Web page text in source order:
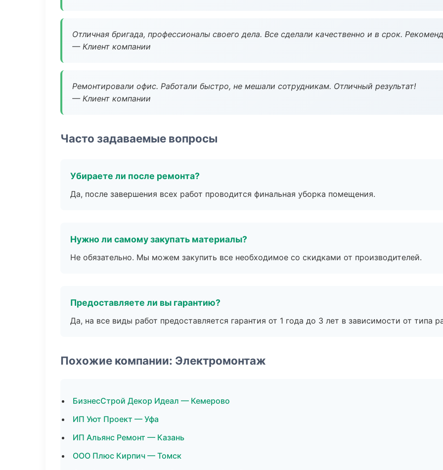
Отличная бригада, профессионалы своего дела. Все сделали качественно и в срок.
— Клиент компании
Ремонтировали офис. Работали быстро, не мешали сотрудникам. Отличный результат!
— Клиент компании
Часто задаваемые вопросы
Убираете ли после ремонта?
Да, после завершения всех работ проводится финальная уборка помещения.
Нужно ли самому закупать материалы?
Не обязательно. Мы можем закупить все необходимое со скидками от производителей.
Предоставляете ли вы гарантию?
Да, на все виды работ предоставляется гарантия от 1 года до 3 лет в зависимости от типа
Похожие компании: Электромонтаж
БизнесСтрой Декор Идеал — Кемерово
ИП Уют Проект — Уфа
ИП Альянс Ремонт — Казань
ООО Плюс Кирпич — Томск